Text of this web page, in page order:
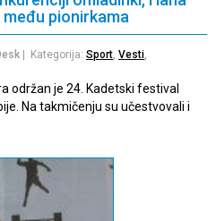
među pionirkama
| Kategorija: Sport Vesti
održan je 24. Kadetski festival
Na takmičenju su učestvovali i